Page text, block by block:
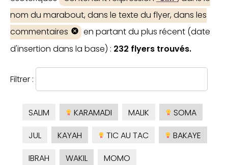
nom du marabout, dans le texte du flyer, dans les
commentaires
en partant du plus récent (date
d'insertion dans la base) : 232 flyers trouvés.
Filtrer :
SALIM KARAMADI MALIK
SOMA
JUL
KAYAH TIC AU TAC
BAKAYE
IBRAH
WAKIL
MOMO